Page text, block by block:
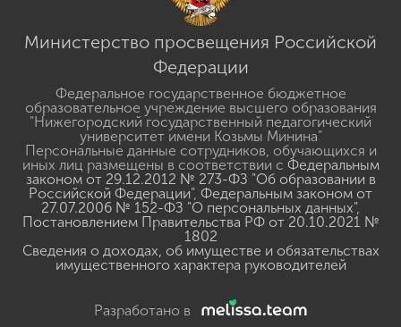
Министерство просвещения Российской
Федерации
Федеральное государственное бюджетное
образовательное учреждение высшего образования
"Нижегородский государственный педагогический
университет имени Козьмы Минина"
Персональные данные сотрудников, обучающихся и
иных лиц размещены в соответствии с Федеральным
законом от 29.12.2012 № 273-ФЗ "Об образовании в
Российской Федерации", Федеральным законом от
27.07.2006 № 152-ФЗ "О персональных данных",
Постановлением Правительства РФ от 20.10.2021 №
1802
Сведения о доходах, об имуществе и обязательствах
имущественного характера руководителей
Разработано в